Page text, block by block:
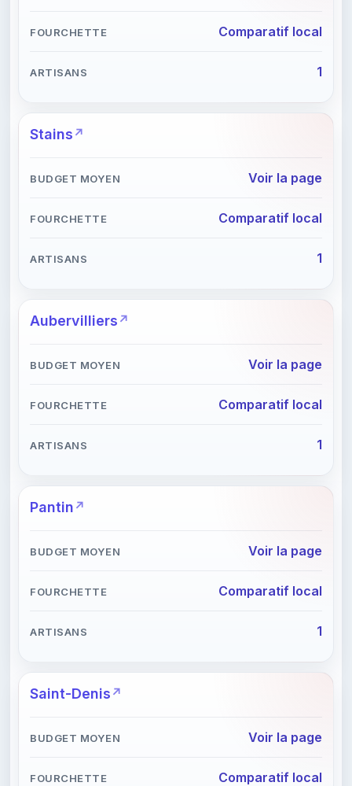
Comparatif local
1
Stains
Voir la page
Comparatif local
1
Aubervilliers
Voir la page
Comparatif local
1
Pantin
Voir la page
Comparatif local
1
Saint-Denis
Voir la page
Comparatif local